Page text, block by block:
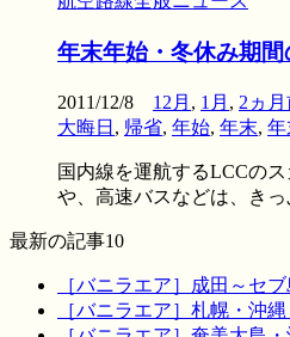
年末年始・冬休み期
2011/12/8 12月 , 1月 , 2ヵ
大晦日 , 帰省, 年始, 年末, 年
国内線を運航するLCCの
や、高速バスなどは、き
最新の記事10
［バニラエア］成田～セ
［バニラエア］札幌・沖